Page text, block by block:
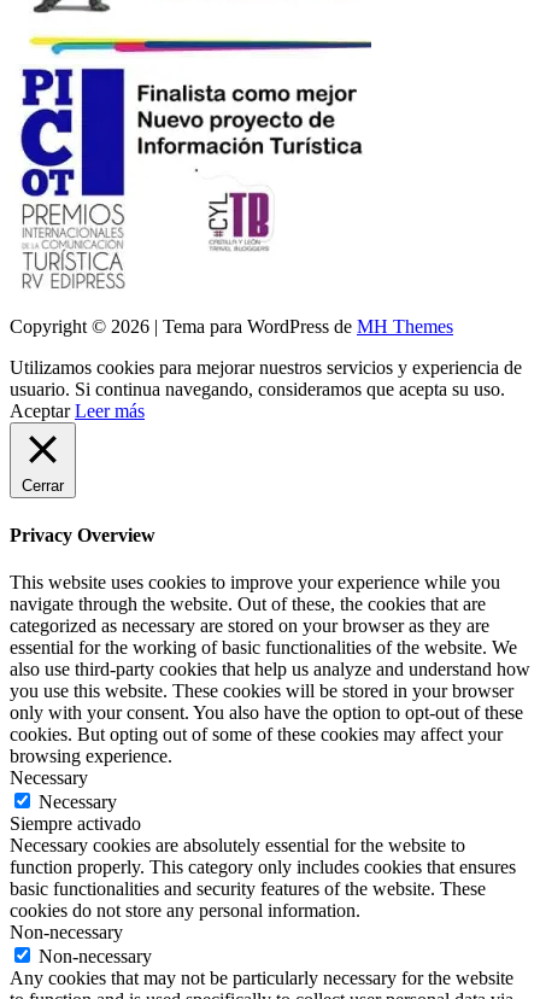
Copyright © 2026 | Tema para WordPress de MH Themes
Utilizamos cookies para mejorar nuestros servicios y experiencia de
usuario. Si continua navegando, consideramos que acepta su uso.
Aceptar Leer más
Cerrar
Privacy Overview
This website uses cookies to improve your experience while you
navigate through the website. Out of these, the cookies that are
categorized as necessary are stored on your browser as they are
essential for the working of basic functionalities of the website. We
also use third-party cookies that help us analyze and understand how
you use this website. These cookies will be stored in your browser
only with your consent. You also have the option to opt-out of these
cookies. But opting out of some of these cookies may affect your
browsing experience.
Necessary
Necessary
Siempre activado
Necessary cookies are absolutely essential for the website to
function properly. This category only includes cookies that ensures
basic functionalities and security features of the website. These
cookies do not store any personal information.
Non-necessary
Non-necessary
Any cookies that may not be particularly necessary for the website